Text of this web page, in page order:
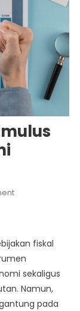
On
Stimulus
Pertumbuhan
Ekonomi
fiskal
sekaligus
Namun,
pada